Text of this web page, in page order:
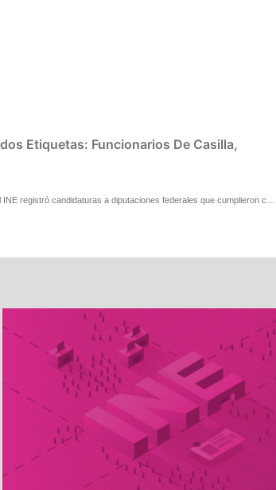
Etiquetas: Funcionarios De Casilla,